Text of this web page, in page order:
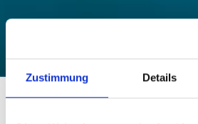
Zustimmung Details
Hover Effekte